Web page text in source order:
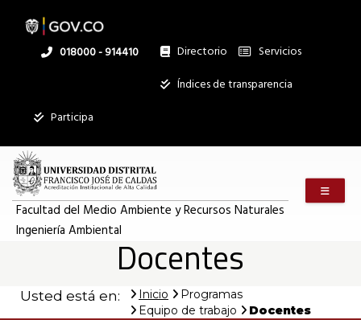
contenido
Linea
018000 - 914410 Directorio
Institucional
Servicios
Índices de transparencia
Participa
Facultad del Medio Ambiente y Recursos Naturales
Ingeniería Ambiental
Docentes
Usted está en: Inicio
Programas
Equipo de trabajo
Docentes